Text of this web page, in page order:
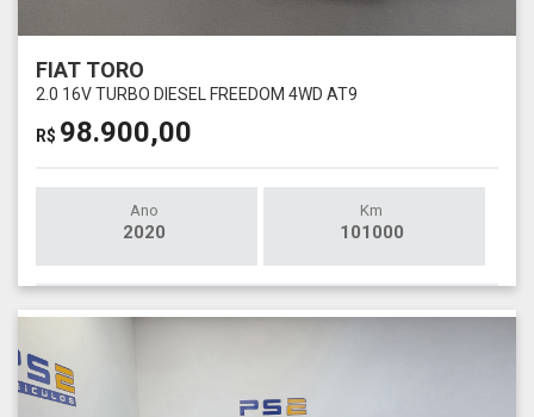
FIAT TORO
2.0 16V TURBO DIESEL FREEDOM 4WD AT9
R$ 98.900,00
Ano
2020
Km
101000